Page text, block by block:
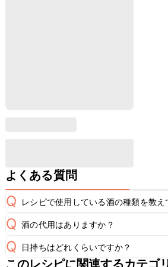
よくある質問
Q レシピで使用している酒の種類を教え
A
Q 酒の代用はありますか？
A
Q 日持ちはどれくらいですか？
このレシピに関連するカテゴ